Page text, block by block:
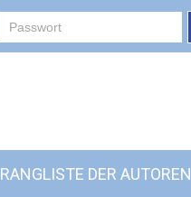
RANGLISTE DER AUTOREN